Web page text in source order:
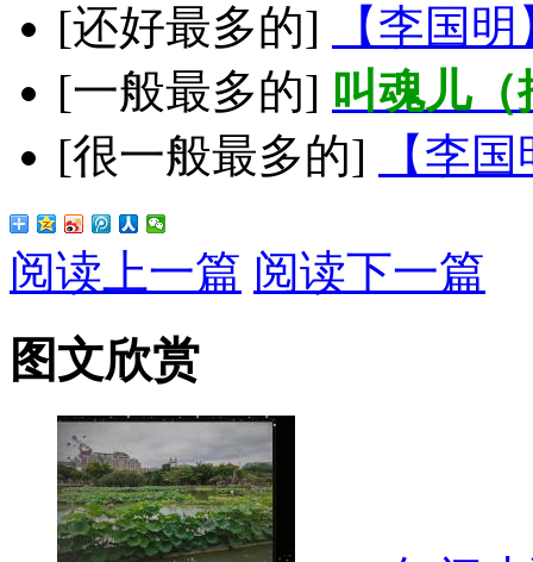
[还好最多的]
【李国
[一般最多的] 叫魂儿
[很一般最多的]
【李
阅读上一篇 阅读下一篇
图文欣赏